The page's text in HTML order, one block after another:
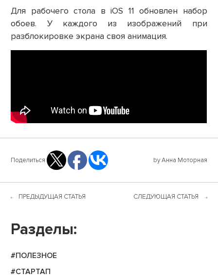
Для рабочего стола в iOS 11 обновлен набор
обоев. У каждого из изображений при
разблокировке экрана своя анимация.
Поделиться by Анна Моторная
ПРЕДЫДУЩАЯ СТАТЬЯ СЛЕДУЮЩАЯ СТАТЬЯ
Разделы:
#ПОЛЕЗНОЕ
#СТАРТАП